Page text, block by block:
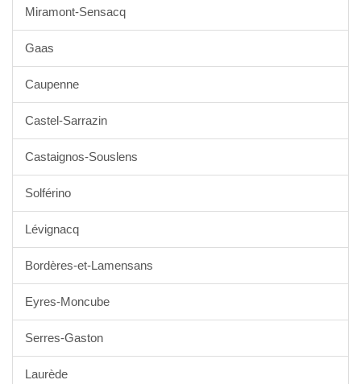
Miramont-Sensacq
Gaas
Caupenne
Castel-Sarrazin
Castaignos-Souslens
Solférino
Lévignacq
Bordères-et-Lamensans
Eyres-Moncube
Serres-Gaston
Laurède